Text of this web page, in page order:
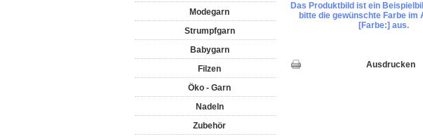
Modegarn
Strumpfgarn
Babygarn
Filzen
Öko - Garn
Nadeln
Zubehör
Das Produktbild ist ein
bitte die gewünschte Farbe im
[Farbe:] aus.
Ausdrucken